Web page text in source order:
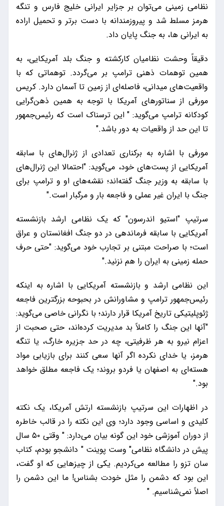
نظامی زمینی می‌توان بر جزایر ایرانی خلیج فارس و تنگه
هرمز مسلط شد و پیروزمندانه با دست برتر و تحمیل اراده
به ایرانی ها، به جنگ پایان داد.
دقیقاً وحشت نظامیان کارکشته و جنگ بلد آمریکایی، به
همین توهمات ذهنی ترامپ بر می‌گردد. توهماتی که با
واقعیت‌های میدانی، فاصله‌ای از زمین تا آسمان دارد. کریس
مورفی از سناتورهای آمریکا با توجه به همین ذهن‌گرایی
کودکانه ترامپ می‌گوید: " این ترسناک است که رئیس‌جمهور
تا این حد از واقعیات به دور باشد."
مورفی با اشاره به برکناری تعدادی از ژنرال‌های با سابقه
آمریکایی از پست‌های خود، می‌گوید: "احتمالا این ژنرال‌های
با سابقه به وزیر جنگ گفته‌اند؛ نقشه‌های او و ترامپ برای
جنگ با ایران غیر عملی و فاجعه بار و مرگبار است."
سرتیپ "استیو اندرسون" که یک نظامی ارشد بازنشسته
آمریکایی با سابقه فرماندهی در دو جنگ افغانستان و عراق
است؛ با صراحت مبتنی بر تجارب خود می‌گوید: "حتی حرف
حمله زمینی به ایران را هم نزنید."
این نظامی ارشد و بازنشسته آمریکایی با اشاره به اینکه
رئیس‌جمهور ترامپ و مشاورانش در بحبوحه بزرگترین فاجعه
ژئوپلیتیکی تاریخ آمریکا قرار دارند؛ با نگرانی خاصی می‌گوید:
"آنها این جنگ را کاملاً بد مدیریت کرده‌اند، حتی صحبت از
اعزام نیرو به هر ظرفیتی، چه در حد جزیره خارگ، یا تنگه
هرمز، یا خدای نکرده اگر آنها سعی کنند برای بازیابی مواد
هسته‌ای به اصفهان یا فردو بروند؛ یک فاجعه مطلق خواهد
بود."
در اظهارات این سرتیپ بازنشسته ارتش آمریکا، یک نکته
کلیدی و اساسی وجود دارد؛ وی این نکته را در قالب خاطره
از دوران آموزشی خود این گونه بیان می‌دارد: " وقتی ۵۰ سال
پیش در دانشگاه نظامی" وست پوینت " دانشجو بودم، کتاب
سان تزو را مطالعه می‌کردیم. یکی از چیزهایی که او گفت،
این بود که دشمن را مثل خودت بشناس! ما این دشمن را
اصلاً نمی‌شناسیم. "